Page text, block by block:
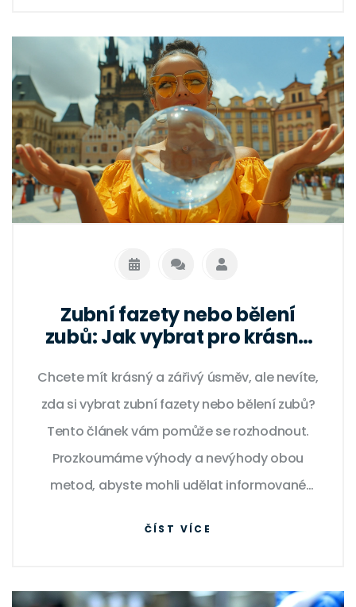
Zubní fazety nebo bělení
zubů: Jak vybrat pro krásný
Chcete mít krásný a zářivý úsměv, ale nevíte,
zda si vybrat zubní fazety nebo bělení zubů?
Tento článek vám pomůže se rozhodnout.
Prozkoumáme výhody a nevýhody obou
metod, abyste mohli udělat informované
ČÍST VÍCE